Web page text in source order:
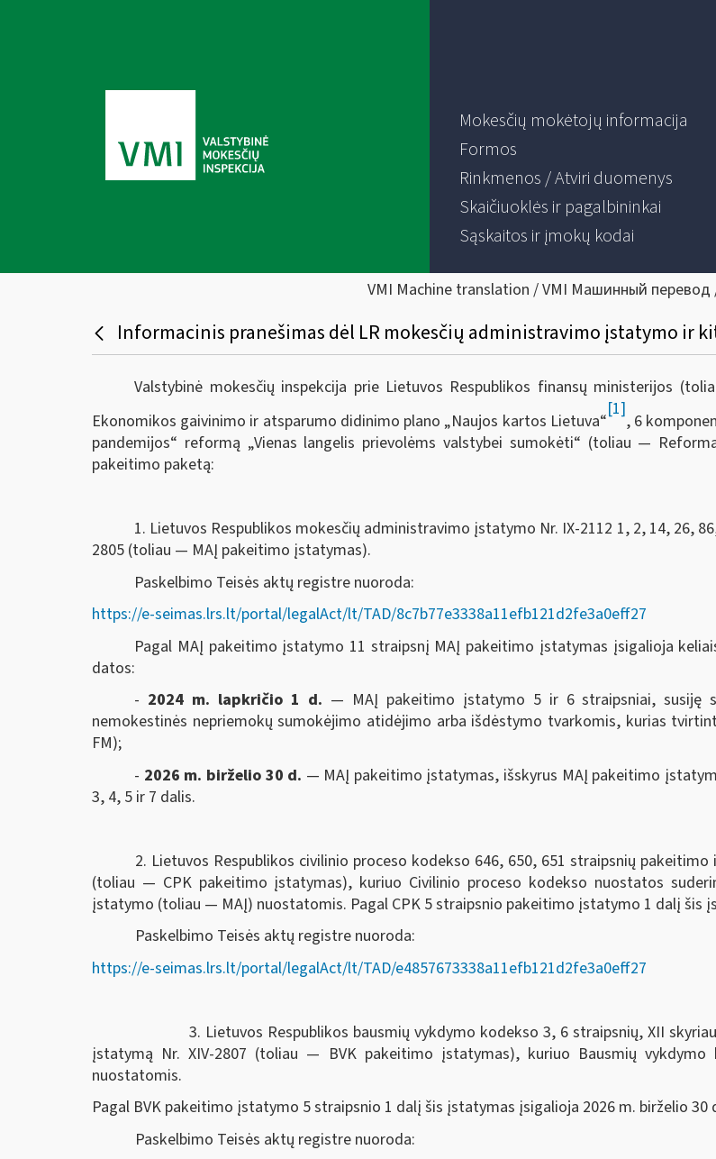
Mokesčių mokėtojų informacija
Formos
Rinkmenos / Atviri duomenys
Skaičiuoklės ir pagalbininkai
Sąskaitos ir įmokų kodai
VMI Machine translation / VMI Машинный
Informacinis pranešimas dėl LR mokesčių administravimo įstatymo ir
Valstybinė mokesčių inspekcija prie Lietuvos Respublikos finansų ministerijos
Ekonomikos gaivinimo ir atsparumo didinimo plano „Naujos kartos Lietuva“
[1]
, 6
pandemijos“ reformą „Vienas langelis prievolėms valstybei sumokėti“ (toliau —
pakeitimo paketą:
1. Lietuvos Respublikos mokesčių administravimo įstatymo Nr. IX-2112 1, 2, 14, 26,
2805 (toliau — MAĮ pakeitimo įstatymas).
Paskelbimo Teisės aktų registre nuoroda:
https://e-seimas.lrs.lt/portal/legalAct/lt/TAD/8c7b77e3338a11efb121d2fe3a0eff27
Pagal MAĮ pakeitimo įstatymo 11 straipsnį MAĮ pakeitimo įstatymas įsigalioja
datos:
- 2024 m. lapkričio 1 d. — MAĮ pakeitimo įstatymo 5 ir 6 straipsniai, susiję
nemokestinės nepriemokų sumokėjimo atidėjimo arba išdėstymo tvarkomis, kurias
FM);
- 2026 m. birželio 30 d. — MAĮ pakeitimo įstatymas, išskyrus MAĮ pakeitimo
3, 4, 5 ir 7 dalis.
2. Lietuvos Respublikos civilinio proceso kodekso 646, 650, 651 straipsnių
(toliau — CPK pakeitimo įstatymas), kuriuo Civilinio proceso kodekso nuostatos
įstatymo (toliau — MAĮ) nuostatomis. Pagal CPK 5 straipsnio pakeitimo įstatymo 1 dalį šis
Paskelbimo Teisės aktų registre nuoroda:
https://e-seimas.lrs.lt/portal/legalAct/lt/TAD/e4857673338a11efb121d2fe3a0eff27
3. Lietuvos Respublikos bausmių vykdymo kodekso 3, 6 straipsnių, XII skyriaus
įstatymą Nr. XIV-2807 (toliau — BVK pakeitimo įstatymas), kuriuo Bausmių
nuostatomis.
Pagal BVK pakeitimo įstatymo 5 straipsnio 1 dalį šis įstatymas įsigalioja 2026 m. birželio 30
Paskelbimo Teisės aktų registre nuoroda: